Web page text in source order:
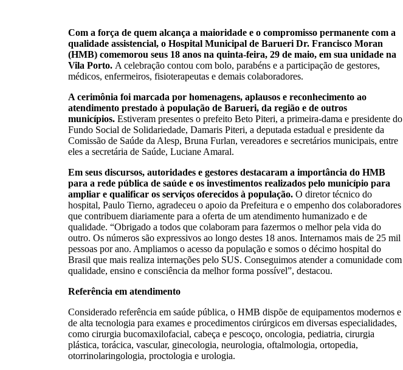
Com a força de quem alcança a maioridade e o compromisso permanente com a
qualidade assistencial, o Hospital Municipal de Barueri Dr. Francisco Moran
(HMB) comemorou seus 18 anos na quinta-feira, 29 de maio, em sua unidade na
Vila Porto. A celebração contou com bolo, parabéns e a participação de gestores,
médicos, enfermeiros, fisioterapeutas e demais colaboradores.
A cerimônia foi marcada por homenagens, aplausos e reconhecimento ao
atendimento prestado à população de Barueri, da região e de outros
municípios. Estiveram presentes o prefeito Beto Piteri, a primeira-dama e presidente do
Fundo Social de Solidariedade, Damaris Piteri, a deputada estadual e presidente da
Comissão de Saúde da Alesp, Bruna Furlan, vereadores e secretários municipais, entre
eles a secretária de Saúde, Luciane Amaral.
Em seus discursos, autoridades e gestores destacaram a importância do HMB
para a rede pública de saúde e os investimentos realizados pelo município para
ampliar e qualificar os serviços oferecidos à população. O diretor técnico do
hospital, Paulo Tierno, agradeceu o apoio da Prefeitura e o empenho dos colaboradores
que contribuem diariamente para a oferta de um atendimento humanizado e de
qualidade. “Obrigado a todos que colaboram para fazermos o melhor pela vida do
outro. Os números são expressivos ao longo destes 18 anos. Internamos mais de 25 mil
pessoas por ano. Ampliamos o acesso da população e somos o décimo hospital do
Brasil que mais realiza internações pelo SUS. Conseguimos atender a comunidade com
qualidade, ensino e consciência da melhor forma possível”, destacou.
Referência em atendimento
Considerado referência em saúde pública, o HMB dispõe de equipamentos modernos e
de alta tecnologia para exames e procedimentos cirúrgicos em diversas especialidades,
como cirurgia bucomaxilofacial, cabeça e pescoço, oncologia, pediatria, cirurgia
plástica, torácica, vascular, ginecologia, neurologia, oftalmologia, ortopedia,
otorrinolaringologia, proctologia e urologia.